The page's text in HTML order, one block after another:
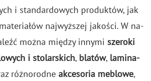
i stan­dar­do­wych pro­duk­tów, jak
naj­wyż­szej ja­ko­ści. W na­
można mię­dzy in­ny­mi sze­ro­ki
i sto­lar­skich, bla­tów, la­mi­na­
róż­no­rod­ne ak­ce­so­ria me­blo­we,